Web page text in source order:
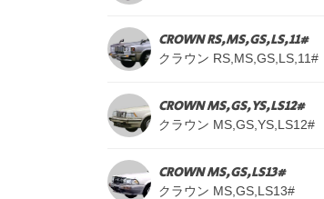
CROWN RS,MS,GS,LS,11#
クラウン RS,MS,GS,LS,11#
CROWN MS,GS,YS,LS12#
クラウン MS,GS,YS,LS12#
CROWN MS,GS,LS13#
クラウン MS,GS,LS13#